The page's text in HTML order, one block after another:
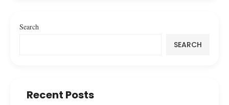
Search
SEARCH
Recent Posts